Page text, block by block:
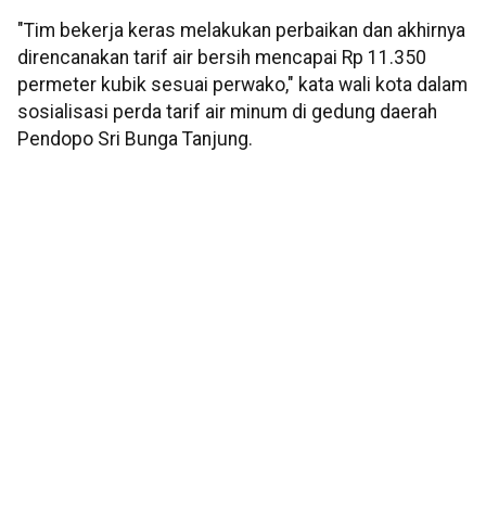
"Tim bekerja keras melakukan perbaikan dan akhirnya
direncanakan tarif air bersih mencapai Rp 11.350
permeter kubik sesuai perwako," kata wali kota dalam
sosialisasi perda tarif air minum di gedung daerah
Pendopo Sri Bunga Tanjung.